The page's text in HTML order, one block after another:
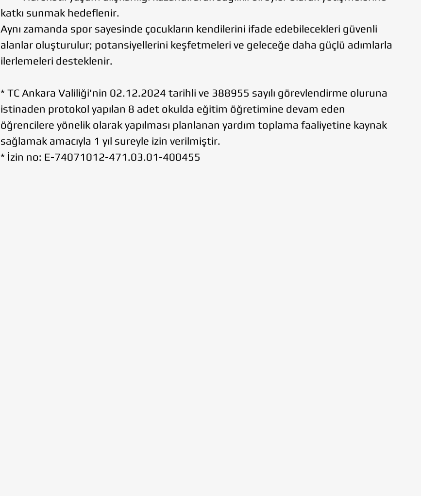
katkı sunmak hedeflenir.
Aynı zamanda spor sayesinde çocukların kendilerini ifade edebilecekleri güvenli
alanlar oluşturulur; potansiyellerini keşfetmeleri ve geleceğe daha güçlü adımlarla
ilerlemeleri desteklenir.
* TC Ankara Valiliği'nin 02.12.2024 tarihli ve 388955 sayılı görevlendirme oluruna
istinaden protokol yapılan 8 adet okulda eğitim öğretimine devam eden
öğrencilere yönelik olarak yapılması planlanan yardım toplama faaliyetine kaynak
sağlamak amacıyla 1 yıl sureyle izin verilmiştir.
* İzin no: E-74071012-471.03.01-400455